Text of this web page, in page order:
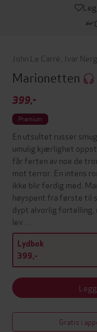
John Le Carré Ivar
Marionetten
399,-
Premium
En utsultet russer
umulig kjærlighet
får ferten av noe de
mot terror. En intens
ikke blir ferdig med.
høyspent fra første til
dypt alvorlig fortelling,
lev…
Lydbok
399,-
Gratis i